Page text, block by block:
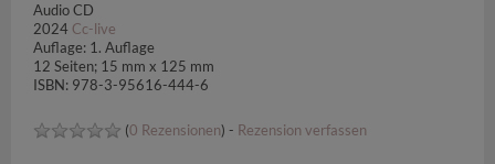
Audio CD
2024 Cc-live
Auflage: 1. Auflage
12 Seiten; 15 mm x 125 mm
ISBN: 978-3-95616-444-6
(0 Rezensionen) - Rezension verfassen